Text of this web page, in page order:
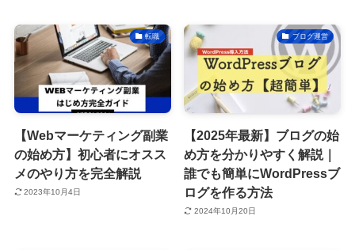
転職
【Webマーケティング副業
の始め方】初心者にオスス
メのやり方を完全解説
2023年10月4日
ブログ運営
【2025年最新】ブログの始
め方を分かりやすく解説｜
誰でも簡単にWordPressブ
ログを作る方法
2024年10月20日